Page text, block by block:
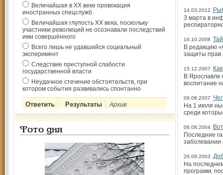
Величайшая в ХХ веке провокация
иностранных спецслужб
Величайшая глупость ХХ века, поскольку
участники революций не осознавали последствий
ими совершённого
Всего лишь не удавшийся социальный
эксперимент
Следствие преступной слабости
государственной власти
Неудачное стечение обстоятельств, при
котором события развивались спонтанно
Архив
Фото дня
14.03.2012
3 марта в
16.10.2008
В редакцию
защиты прав
15.12.2007
В Ярославле
воспитание
09.08.2007
На 1 июля
среди
06.08.2004
Последние
заболевании
26.09.2003
На
программ,